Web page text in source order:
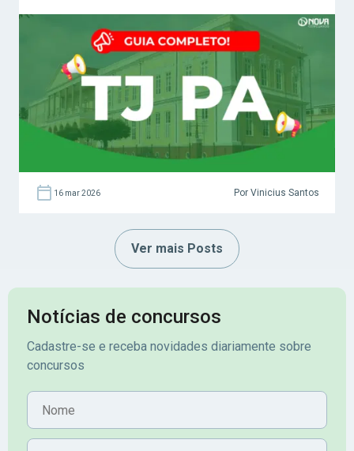
16 mar 2026 Por Vinicius Santos
Ver mais Posts
Notícias de concursos
Cadastre-se e receba novidades diariamente sobre
concursos
Nome
E-mail